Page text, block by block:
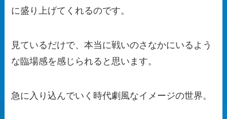
に盛り上げてくれるのです。
見ているだけで、本当に戦いのさなかにいるよう
な臨場感を感じられると思います。
急に入り込んでいく時代劇風なイメージの世界。